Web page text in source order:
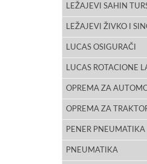
LEŽAJEVI SAHIN
LEŽAJEVI ŽIVKO I
LUCAS OSIGURAČI
LUCAS ROTACIONE
OPREMA ZA
OPREMA ZA
PENER PNEUMATIKA
PNEUMATIKA